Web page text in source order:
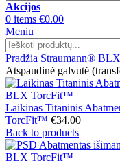
Akcijos
0 items €0.00
Meniu
Pradžia Straumann®
Atspaudinė galvutė
Laikinas Titaninis
TorcFit™ €34.00
Back to products